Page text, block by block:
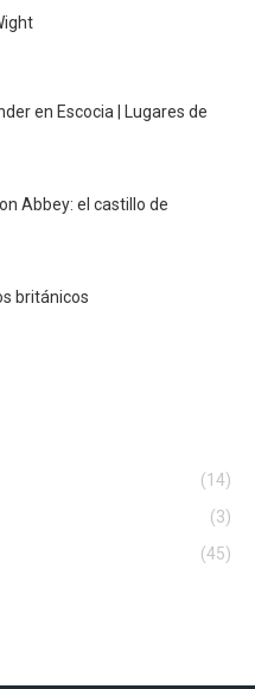
en Escocia | Lugares de
Abbey: el castillo de
británicos
(14)
(3)
(45)